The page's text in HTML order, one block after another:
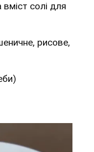
солі для
рисове,